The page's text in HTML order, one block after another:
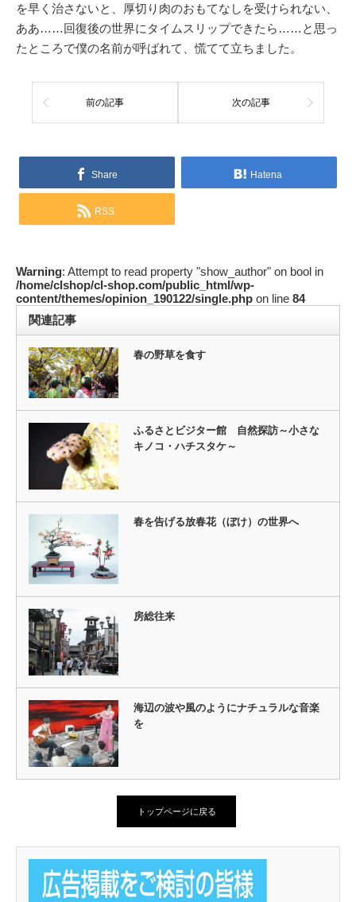
を早く治さないと、厚切り肉のおもてなしを受けられない、
ああ……回復後の世界にタイムスリップできたら……と思っ
たところで僕の名前が呼ばれて、慌てて立ちました。
前の記事 次の記事
Share Hatena
RSS
Warning: Attempt to read property "show_author" on bool in
/home/clshop/cl-shop.com/public_html/wp-
content/themes/opinion_190122/single.php on line 84
関連記事
春の野草を食す
ふるさとビジター館 自然探訪～小さな
キノコ・ハチスタケ～
春を告げる放春花（ぼけ）の世界へ
房総往来
海辺の波や風のようにナチュラルな音楽
を
トップページに戻る